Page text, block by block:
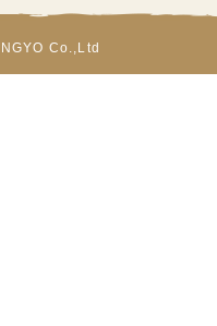
Co.,Ltd